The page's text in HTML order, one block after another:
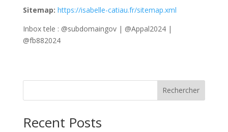
Sitemap: https://isabelle-catiau.fr/sitemap.xml
Inbox tele : @subdomaingov | @Appal2024 |
@fb882024
Rechercher
Recent Posts